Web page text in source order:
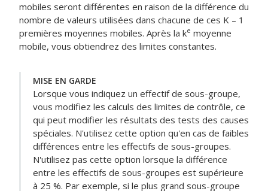
mobiles seront différentes en raison de la différence du
nombre de valeurs utilisées dans chacune de ces K – 1
premières moyennes mobiles. Après la ke moyenne
mobile, vous obtiendrez des limites constantes.
MISE EN GARDE
Lorsque vous indiquez un effectif de sous-groupe,
vous modifiez les calculs des limites de contrôle, ce
qui peut modifier les résultats des tests des causes
spéciales. N'utilisez cette option qu'en cas de faibles
différences entre les effectifs de sous-groupes.
N'utilisez pas cette option lorsque la différence
entre les effectifs de sous-groupes est supérieure
à 25 %. Par exemple, si le plus grand sous-groupe